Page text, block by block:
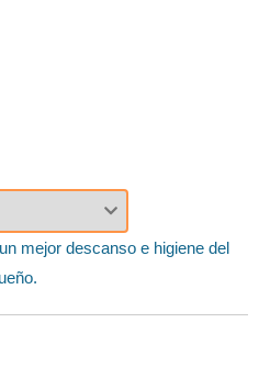
mejor descanso e higiene del